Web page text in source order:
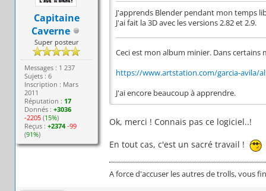
Capitaine
Caverne
Super posteur
Messages : 1 237
Sujets : 6
Inscription : Mars
2011
Réputation : 17
Donnés :+3036
-2205 (15%)
Reçus :+2374 -99
(91%)
J'apprends Blender pendant mon temps
J'ai fait la 3D avec les versions 2.82 et 2.9.
Ceci est mon album minier. Dans certains
https://www.artstation.com/garcia-avila/
J'ai encore beaucoup à apprendre.
Ok, merci ! Connais pas ce logiciel..!
En tout cas, c'est un sacré travail !
A force d'accuser les autres de trolls, vous